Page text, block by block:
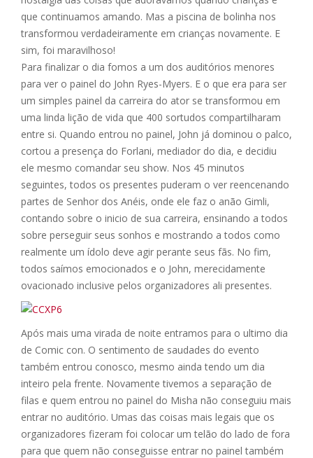
que continuamos amando. Mas a piscina de bolinha nos
transformou verdadeiramente em crianças novamente. E
sim, foi maravilhoso!
Para finalizar o dia fomos a um dos auditórios menores
para ver o painel do John Ryes-Myers. E o que era para ser
um simples painel da carreira do ator se transformou em
uma linda lição de vida que 400 sortudos compartilharam
entre si. Quando entrou no painel, John já dominou o palco,
cortou a presença do Forlani, mediador do dia, e decidiu
ele mesmo comandar seu show. Nos 45 minutos
seguintes, todos os presentes puderam o ver reencenando
partes de Senhor dos Anéis, onde ele faz o anão Gimli,
contando sobre o inicio de sua carreira, ensinando a todos
sobre perseguir seus sonhos e mostrando a todos como
realmente um ídolo deve agir perante seus fãs. No fim,
todos saímos emocionados e o John, merecidamente
ovacionado inclusive pelos organizadores ali presentes.
Após mais uma virada de noite entramos para o ultimo dia
de Comic con. O sentimento de saudades do evento
também entrou conosco, mesmo ainda tendo um dia
inteiro pela frente. Novamente tivemos a separação de
filas e quem entrou no painel do Misha não conseguiu mais
entrar no auditório. Umas das coisas mais legais que os
organizadores fizeram foi colocar um telão do lado de fora
para que quem não conseguisse entrar no painel também